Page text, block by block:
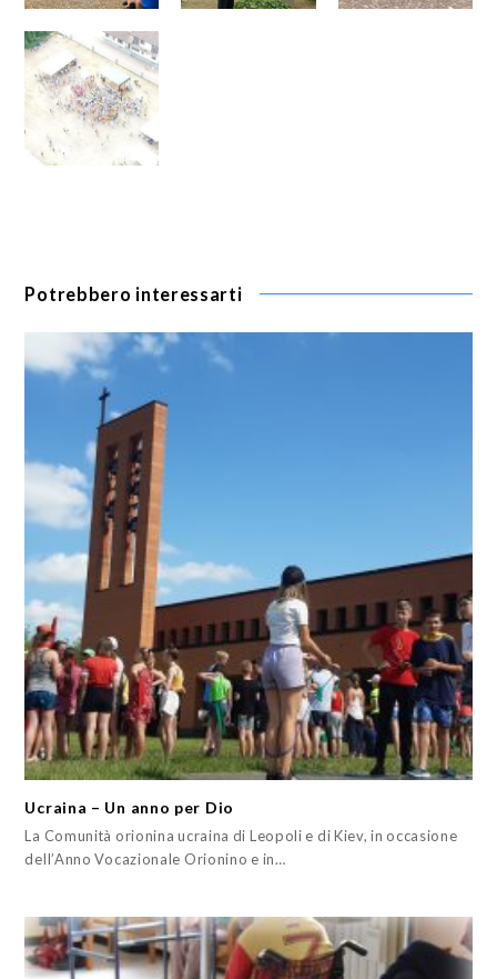
Potrebbero interessarti
Ucraina – Un anno per Dio
La Comunità orionina ucraina di Leopoli e di Kiev, in occasione
dell’Anno Vocazionale Orionino e in…